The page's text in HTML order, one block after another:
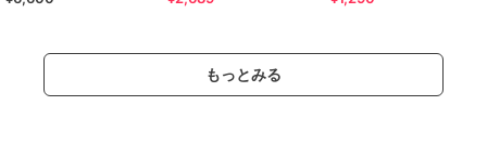
もっとみる